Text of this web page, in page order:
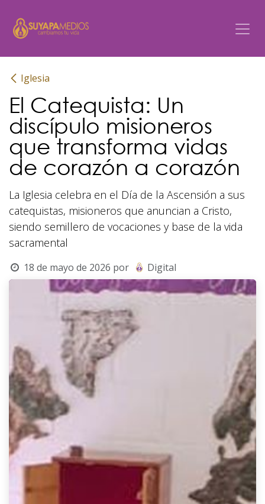
Iglesia
El Catequista: Un
discípulo misioneros
que transforma vidas
de corazón a corazón
La Iglesia celebra en el Día de la Ascensión a sus
catequistas, misioneros que anuncian a Cristo,
siendo semillero de vocaciones y base de la vida
sacramental
18 de mayo de 2026 por Digital